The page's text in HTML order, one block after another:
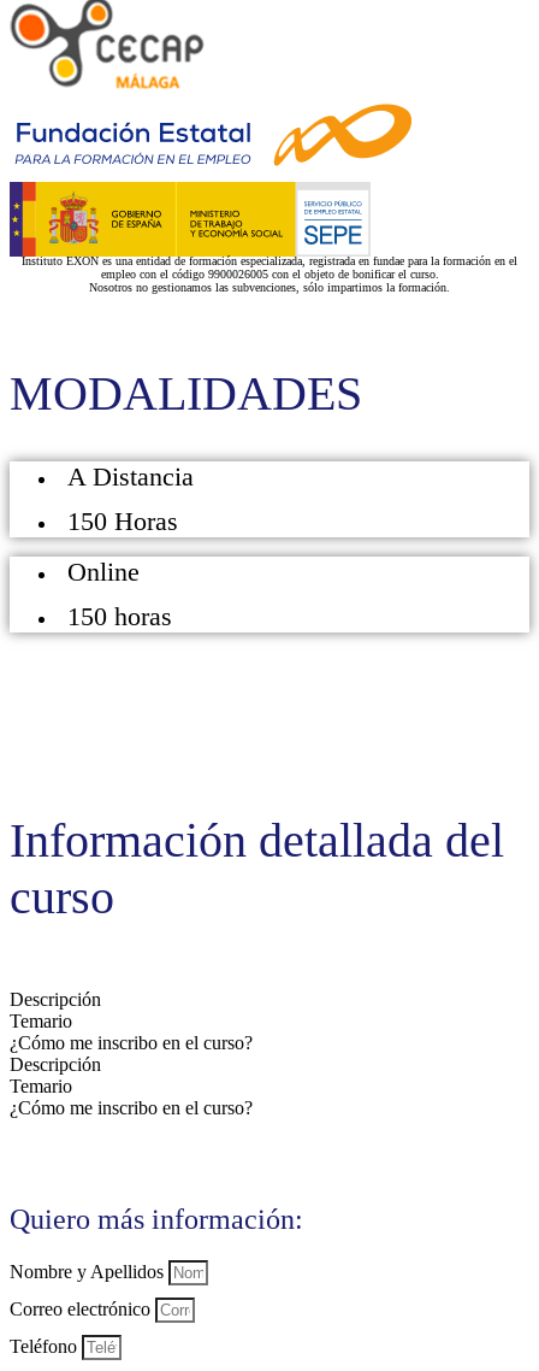
Instituto EXON es una entidad de formación especializada, registrada en fundae para la formación en el
empleo con el código 9900026005 con el objeto de bonificar el curso.
Nosotros no gestionamos las subvenciones, sólo impartimos la formación.
MODALIDADES
A Distancia
150 Horas
Online
150 horas
Información detallada del
curso
Descripción
Temario
¿Cómo me inscribo en el curso?
Descripción
Temario
¿Cómo me inscribo en el curso?
Quiero más información:
Nombre y Apellidos
Correo electrónico
Teléfono